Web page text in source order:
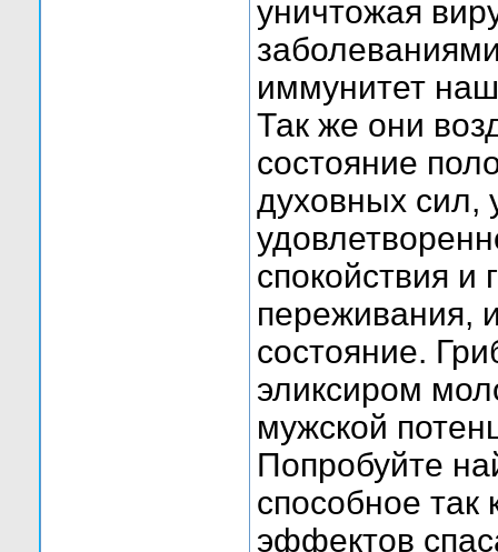
уничтожая
иммунитет
Так же они
состояние
духовных сил,
спокойствия и
переживания,
состояние.
эликсиром
мужской
Попробуйте
способное так
эффектов